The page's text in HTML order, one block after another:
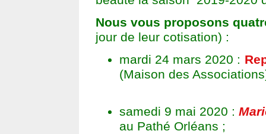
Nous vous proposons
jour de leur cotisation) :
mardi 24 mars 2020 :
(Maison des
samedi 9 mai 2020 :
au Pathé Orléans ;